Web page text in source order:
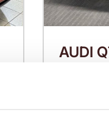
AUDI